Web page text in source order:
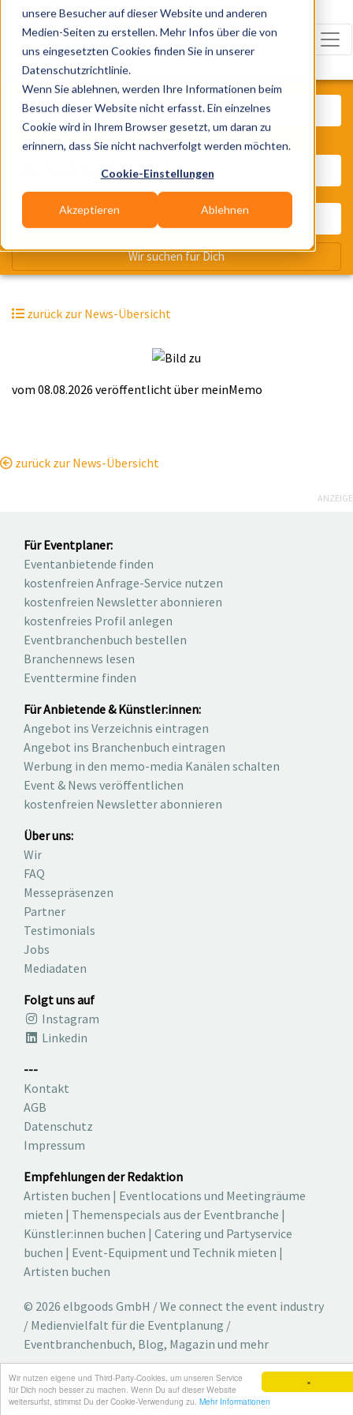
×
Wir nutzen eigene und Third-Party-Cookies, um unseren Service
für Dich noch besser zu machen. Wenn Du auf dieser Website
weitersurfst, stimmst Du der Cookie-Verwendung zu. Mehr Informationen
unsere Besucher auf dieser Website und anderen
Medien-Seiten zu erstellen. Mehr Infos über die von
uns eingesetzten Cookies finden Sie in unserer
Datenschutzrichtlinie.
Wenn Sie ablehnen, werden Ihre Informationen beim
Besuch dieser Website nicht erfasst. Ein einzelnes
Cookie wird in Ihrem Browser gesetzt, um daran zu
erinnern, dass Sie nicht nachverfolgt werden möchten.
Cookie-Einstellungen
Akzeptieren Ablehnen
zurück zur News-Übersicht
vom 08.08.2026 veröffentlicht über meinMemo
zurück zur News-Übersicht
Was? Künstler, Zelte, Bands,
Wo? Stadt, PLZ, Ort
Wir suchen für Dich
ANZEIGE
Für Eventplaner:
Eventanbietende finden
kostenfreien Anfrage-Service nutzen
kostenfreien Newsletter abonnieren
kostenfreies Profil anlegen
Eventbranchenbuch bestellen
Branchennews lesen
Eventtermine finden
Für Anbietende & Künstler:innen:
Angebot ins Verzeichnis eintragen
Angebot ins Branchenbuch eintragen
Werbung in den memo-media Kanälen schalten
Event & News veröffentlichen
kostenfreien Newsletter abonnieren
Über uns:
Wir
FAQ
Messepräsenzen
Partner
Testimonials
Jobs
Mediadaten
Folgt uns auf
Instagram
Linkedin
---
Kontakt
AGB
Datenschutz
Impressum
Empfehlungen der Redaktion
Artisten buchen | Eventlocations und Meetingräume
mieten | Themenspecials aus der Eventbranche |
Künstler:innen buchen | Catering und Partyservice
buchen | Event-Equipment und Technik mieten |
Artisten buchen
© 2026 elbgoods GmbH / We connect the event industry
/ Medienvielfalt für die Eventplanung /
Eventbranchenbuch, Blog, Magazin und mehr